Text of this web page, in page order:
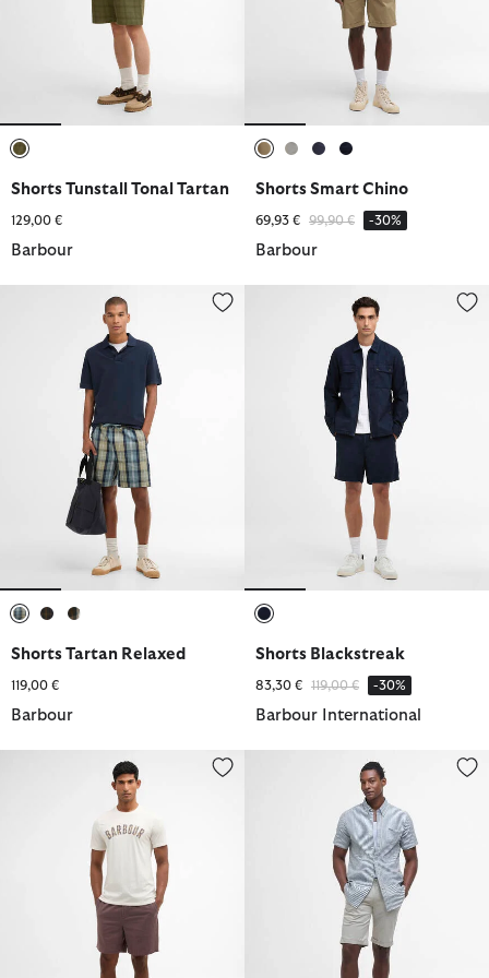
Shorts Tunstall Tonal Tartan
129,00 €
Barbour
Shorts Smart Chino
69,93 € Reduziert von
99,90 €bis-30%
Barbour
Shorts Tartan Relaxed
Shorts Tartan Relaxed
119,00 €
Barbour
Shorts Blackstreak
Shorts Blackstreak
83,30 € Reduziert von
119,00 €bis-30%
Barbour International
Shorts Cotton Linen Relaxed Shorts Smart Chino